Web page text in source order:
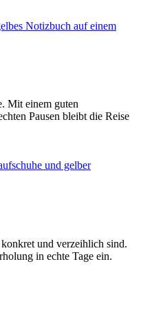
Mit einem guten
Pausen bleibt die Reise
und verzeihlich sind.
in echte Tage ein.